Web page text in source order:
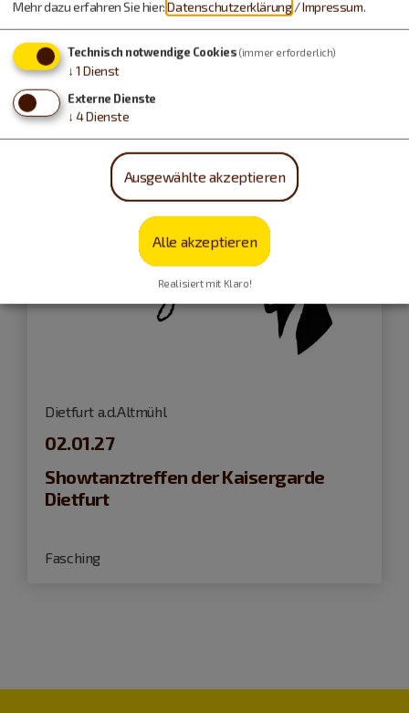
Konzert
Dietfurt a.d.Altmühl
02.01.27
Showtanztreffen der Kaisergarde
Dietfurt
Fasching
Mehr dazu erfahren Sie hier:Datenschutzerklärung /Impressum.
Technisch notwendige Cookies (immer erforderlich)
↓ 1 Dienst
Externe Dienste
↓ 4Dienste
Ausgewählte akzeptieren
Alle akzeptieren
Realisiert mit Klaro!